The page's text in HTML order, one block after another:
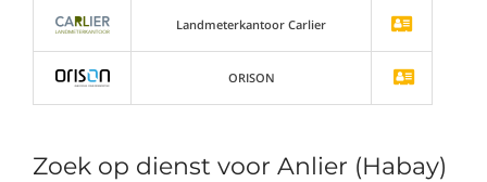
Zoek op dienst voor Anlier (Habay)
Landmeterkantoor Carlier
ORISON